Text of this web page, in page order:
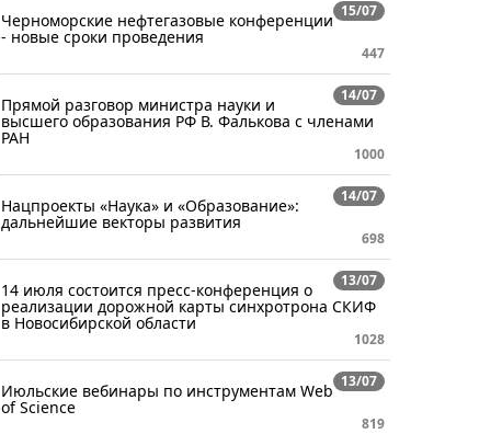
15/07
Черноморские нефтегазовые конференции
- новые сроки проведения
447
14/07
Прямой разговор министра науки и
высшего образования РФ В. Фалькова с членами
РАН
1000
14/07
Нацпроекты «Наука» и «Образование»:
дальнейшие векторы развития
698
13/07
14 июля состоится пресс-конференция о
реализации дорожной карты синхротрона СКИФ
в Новосибирской области
1028
13/07
Июльские вебинары по инструментам Web
of Science
819